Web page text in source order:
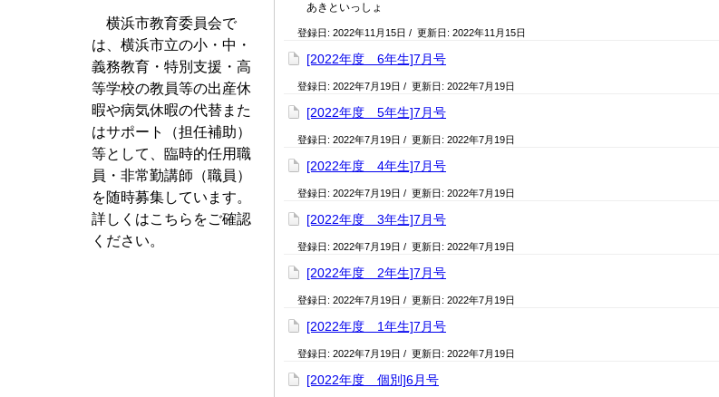
横浜市教育委員会で
は、横浜市立の小・中・
義務教育・特別支援・高
等学校の教員等の出産休
暇や病気休暇の代替また
はサポート（担任補助）
等として、臨時的任用職
員・非常勤講師（職員）
を随時募集しています。
詳しくはこちらをご確認
ください。
あきといっしょ
登録日: 2022年11月15日 / 更新日: 2022年11月15日
[2022年度 6年生]7月号
登録日: 2022年7月19日 / 更新日: 2022年7月19日
[2022年度 5年生]7月号
登録日: 2022年7月19日 / 更新日: 2022年7月19日
[2022年度 4年生]7月号
登録日: 2022年7月19日 / 更新日: 2022年7月19日
[2022年度 3年生]7月号
登録日: 2022年7月19日 / 更新日: 2022年7月19日
[2022年度 2年生]7月号
登録日: 2022年7月19日 / 更新日: 2022年7月19日
[2022年度 1年生]7月号
登録日: 2022年7月19日 / 更新日: 2022年7月19日
[2022年度 個別]6月号